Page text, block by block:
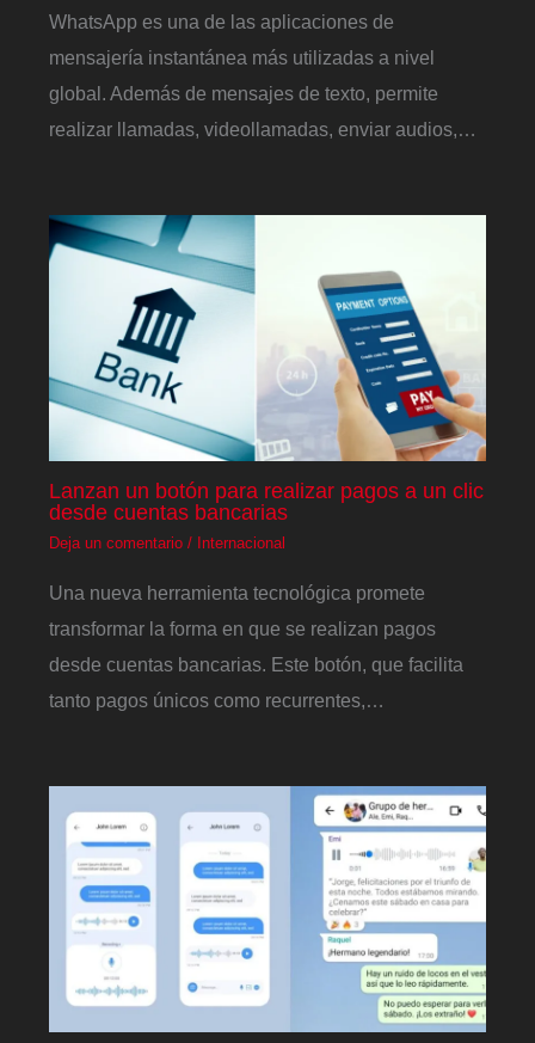
WhatsApp es una de las aplicaciones de
mensajería instantánea más utilizadas a nivel
global. Además de mensajes de texto, permite
realizar llamadas, videollamadas, enviar audios,…
Lanzan un botón para realizar pagos a un clic
desde cuentas bancarias
Deja un comentario / Internacional
Una nueva herramienta tecnológica promete
transformar la forma en que se realizan pagos
desde cuentas bancarias. Este botón, que facilita
tanto pagos únicos como recurrentes,…